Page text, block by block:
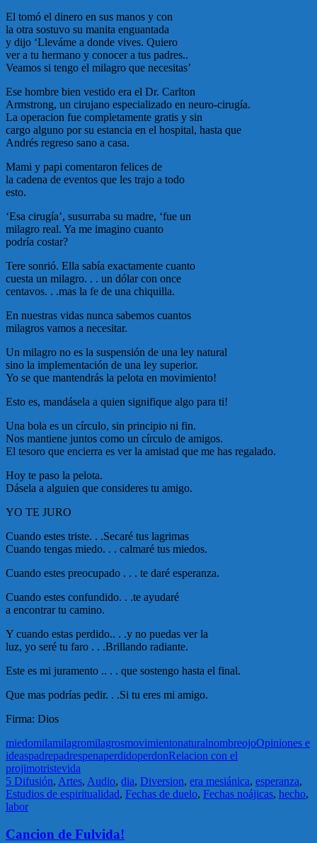
El tomó el dinero en sus manos y con
la otra sostuvo su manita enguantada
y dijo ‘Lleváme a donde vives. Quiero
ver a tu hermano y conocer a tus padres..
Veamos si tengo el milagro que necesitas’
Ese hombre bien vestido era el Dr. Carlton
Armstrong, un cirujano especializado en neuro-cirugía.
La operacion fue completamente gratis y sin
cargo alguno por su estancia en el hospital, hasta que
Andrés regreso sano a casa.
Mami y papi comentaron felices de
la cadena de eventos que les trajo a todo
esto.
‘Esa cirugía’, susurraba su madre, ‘fue un
milagro real. Ya me imagino cuanto
podría costar?
Tere sonrió. Ella sabía exactamente cuanto
cuesta un milagro. . . un dólar con once
centavos. . .mas la fe de una chiquilla.
En nuestras vidas nunca sabemos cuantos
milagros vamos a necesitar.
Un milagro no es la suspensión de una ley natural
sino la implementación de una ley superior.
Yo se que mantendrás la pelota en movimiento!
Esto es, mandásela a quien signifique algo para ti!
Una bola es un círculo, sin principio ni fin.
Nos mantiene juntos como un círculo de amigos.
El tesoro que encierra es ver la amistad que me has regalado.
Hoy te paso la pelota.
Dásela a alguien que consideres tu amigo.
YO TE JURO
Cuando estes triste. . .Secaré tus lagrimas
Cuando tengas miedo. . . calmaré tus miedos.
Cuando estes preocupado . . . te daré esperanza.
Cuando estes confundido. . .te ayudaré
a encontrar tu camino.
Y cuando estas perdido.. . .y no puedas ver la
luz, yo seré tu faro . . .Brillando radiante.
Este es mi juramento .. . . que sostengo hasta el final.
Que mas podrías pedir. . .Si tu eres mi amigo.
Firma: Dios
miedomilamilagromilagrosmovimientonaturalnombreojoOpiniones e
ideaspadrepadrespenaperdidoperdonRelacion con el
projimotristevida
5 Difusión, Artes, Audio, dia, Diversion, era mesiánica, esperanza,
Estudios de espiritualidad, Fechas de duelo, Fechas noájicas, hecho,
labor
Cancion de Fulvida!